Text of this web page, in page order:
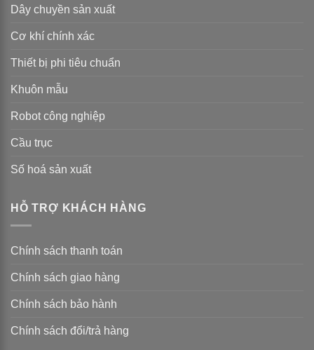
Dây chuyền sản xuất
Cơ khí chính xác
Thiết bị phi tiêu chuẩn
Khuôn mẫu
Robot công nghiệp
Cầu trục
Số hoá sản xuất
HỖ TRỢ KHÁCH HÀNG
Chính sách thanh toán
Chính sách giao hàng
Chính sách bảo hành
Chính sách đổi/trả hàng